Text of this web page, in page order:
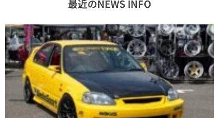
最近のNEWS INFO